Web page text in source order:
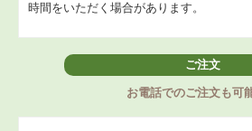
時間をいただく場合があります。
ご注文
お電話でのご注文も可